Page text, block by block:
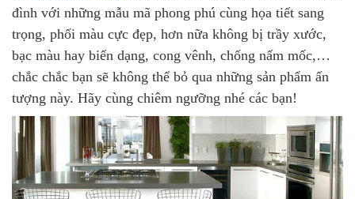
đình với những mẫu mã phong phú cùng họa tiết sang
trọng, phối màu cực đẹp, hơn nữa không bị trầy xước,
bạc màu hay biến dạng, cong vênh, chống nấm mốc,…
chắc chắc bạn sẽ không thể bỏ qua những sản phẩm ấn
tượng này. Hãy cùng chiêm ngưỡng nhé các bạn!